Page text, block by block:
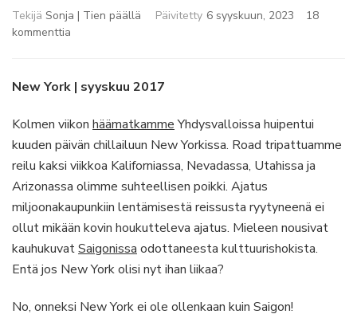
Tekijä Sonja | Tien päällä Päivitetty 6 syyskuun, 2023
18
kommenttia
–
6
12
kaupunginosaa
New York | syyskuu 2017
Kolmen viikon häämatkammeYhdysvalloissa huipentui
kuuden päivän chillailuun New Yorkissa. Road tripattuamme
reilu kaksi viikkoa Kaliforniassa, Nevadassa, Utahissa ja
Arizonassa olimme suhteellisen poikki. Ajatus
miljoonakaupunkiin lentämisestä reissusta ryytyneenä ei
ollut mikään kovin houkutteleva ajatus. Mieleen nousivat
kauhukuvatSaigonissa odottaneesta kulttuurishokista.
Entä jos New York olisi nyt ihan liikaa?
No, onneksi New York ei ole ollenkaan kuin Saigon!